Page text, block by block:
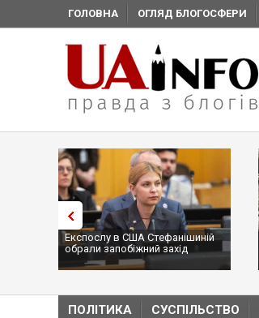
ГОЛОВНА ОГЛЯД БЛОГОСФЕРИ
Експослу в США Стефанішиній
обрали запобіжний захід
ПОЛІТИКА СУСПІЛЬСТВО